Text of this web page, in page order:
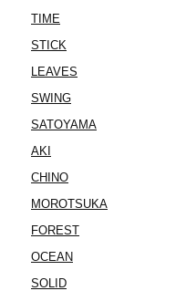
TIME
STICK
LEAVES
SWING
SATOYAMA
AKI
CHINO
MOROTSUKA
FOREST
OCEAN
SOLID